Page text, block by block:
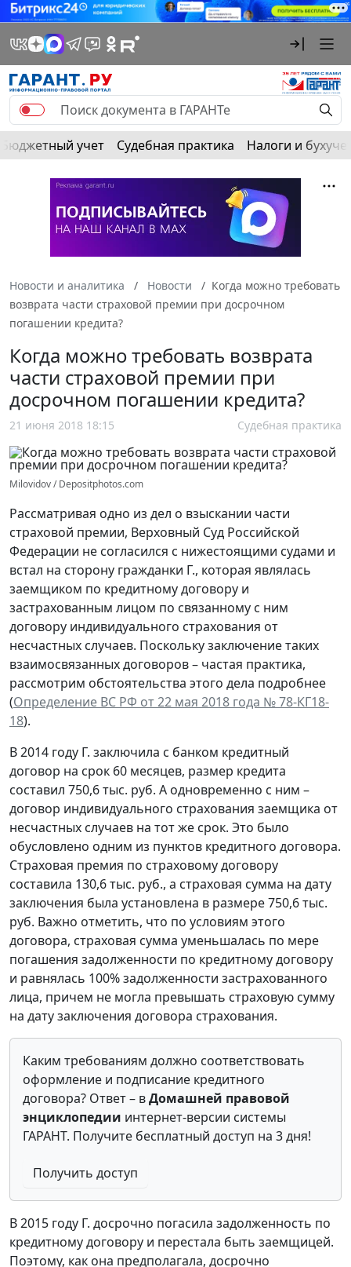
Бюджетный учет Судебная практика Налоги и
Новости и аналитика Новости
Когда можно требовать
возврата части страховой премии при досрочном
погашении кредита?
Когда можно требовать возврата
части страховой премии при
досрочном погашении кредита?
21 июня 2018 18:15 Судебная практика
Milovidov / Depositphotos.com
Рассматривая одно из дел о взыскании части
страховой премии, Верховный Суд Российской
Федерации не согласился с нижестоящими судами и
встал на сторону гражданки Г., которая являлась
заемщиком по кредитному договору и
застрахованным лицом по связанному с ним
договору индивидуального страхования от
несчастных случаев. Поскольку заключение таких
взаимосвязанных договоров – частая практика,
рассмотрим обстоятельства этого дела подробнее
(Определение ВС РФ от 22 мая 2018 года № 78-КГ18-
18).
В 2014 году Г. заключила с банком кредитный
договор на срок 60 месяцев, размер кредита
составил 750,6 тыс. руб. А одновременно с ним –
договор индивидуального страхования заемщика от
несчастных случаев на тот же срок. Это было
обусловлено одним из пунктов кредитного договора.
Страховая премия по страховому договору
составила 130,6 тыс. руб., а страховая сумма на дату
заключения была установлена в размере 750,6 тыс.
руб. Важно отметить, что по условиям этого
договора, страховая сумма уменьшалась по мере
погашения задолженности по кредитному договору
и равнялась 100% задолженности застрахованного
лица, причем не могла превышать страховую сумму
на дату заключения договора страхования.
Каким требованиям должно соответствовать
оформление и подписание кредитного
договора? Ответ – вДомашней правовой
энциклопедии интернет-версии системы
ГАРАНТ. Получите бесплатный доступ на 3 дня!
Получить доступ
В 2015 году Г. досрочно погасила задолженность по
кредитному договору и перестала быть заемщицей.
Поэтому, как она предполагала, досрочно